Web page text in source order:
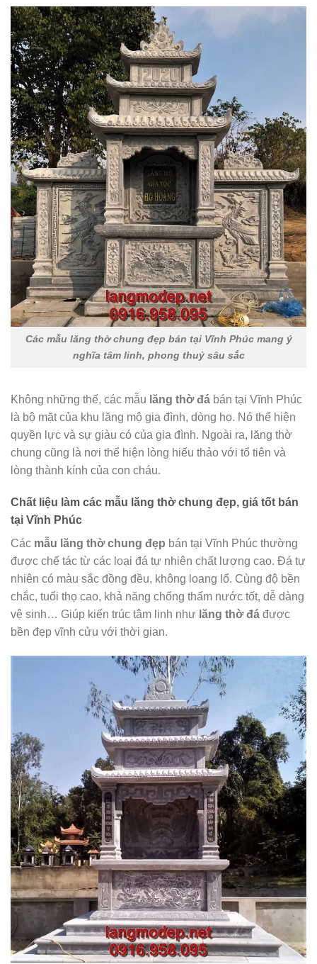
Các mẫu lăng thờ chung đẹp bán tại Vĩnh Phúc mang ý
nghĩa tâm linh, phong thuỷ sâu sắc
Không những thế, các mẫu lăng thờ đá bán tại Vĩnh Phúc
là bộ mặt của khu lăng mộ gia đình, dòng họ. Nó thể hiện
quyền lực và sự giàu có của gia đình. Ngoài ra, lăng thờ
chung cũng là nơi thể hiện lòng hiếu thảo với tổ tiên và
lòng thành kính của con cháu.
Chất liệu làm các mẫu lăng thờ chung đẹp, giá tốt bán
tại Vĩnh Phúc
Các mẫu lăng thờ chung đẹp bán tại Vĩnh Phúc thường
được chế tác từ các loại đá tự nhiên chất lượng cao. Đá tự
nhiên có màu sắc đồng đều, không loang lổ. Cùng độ bền
chắc, tuổi thọ cao, khả năng chống thấm nước tốt, dễ dàng
vệ sinh… Giúp kiến trúc tâm linh như lăng thờ đá được
bền đẹp vĩnh cửu với thời gian.